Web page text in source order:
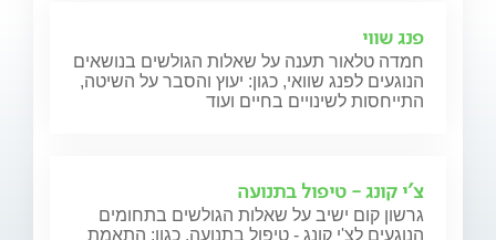
פנג שווי
חמדה טלאור תענה על שאלות הגולשים בנושאים
הנוגעים לפנג שוואי, כגון: יעוץ והסבר על השיטה,
התייחסות לשינויים בחיים ועוד
צ'י קונג - טיפול בתנועה
גרשון קום ישיב על שאלות הגולשים בתחומים
הנוגעים לצ'י קונג - טיפול בתנועה, כגון: התאמת